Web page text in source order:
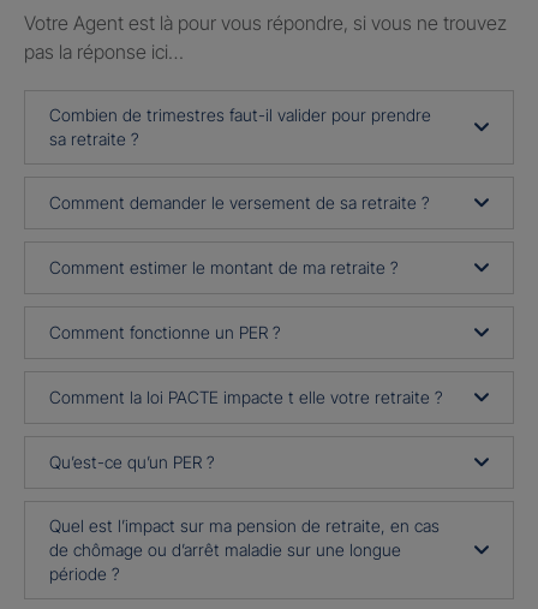
Votre Agent est là pour vous répondre, si vous ne trouvez
pas la réponse ici…
Combien de trimestres faut-il valider pour prendre
sa retraite ?
Comment demander le versement de sa retraite ?
Comment estimer le montant de ma retraite ?
Comment fonctionne un PER ?
Comment la loi PACTE impacte t elle votre retraite ?
Qu’est-ce qu’un PER ?
Quel est l’impact sur ma pension de retraite, en cas
de chômage ou d’arrêt maladie sur une longue
période ?